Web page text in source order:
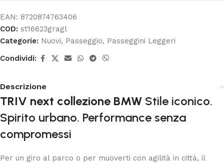
EAN: 8720874763406
COD: st16623gragl
Categorie: Nuovi, Passeggio, Passeggini Leggeri
Condividi:
Descrizione
TRIV next collezione BMW Stile iconico.
Spirito urbano. Performance senza
compromessi
Per un giro al parco o per muoverti con agilità in città, il